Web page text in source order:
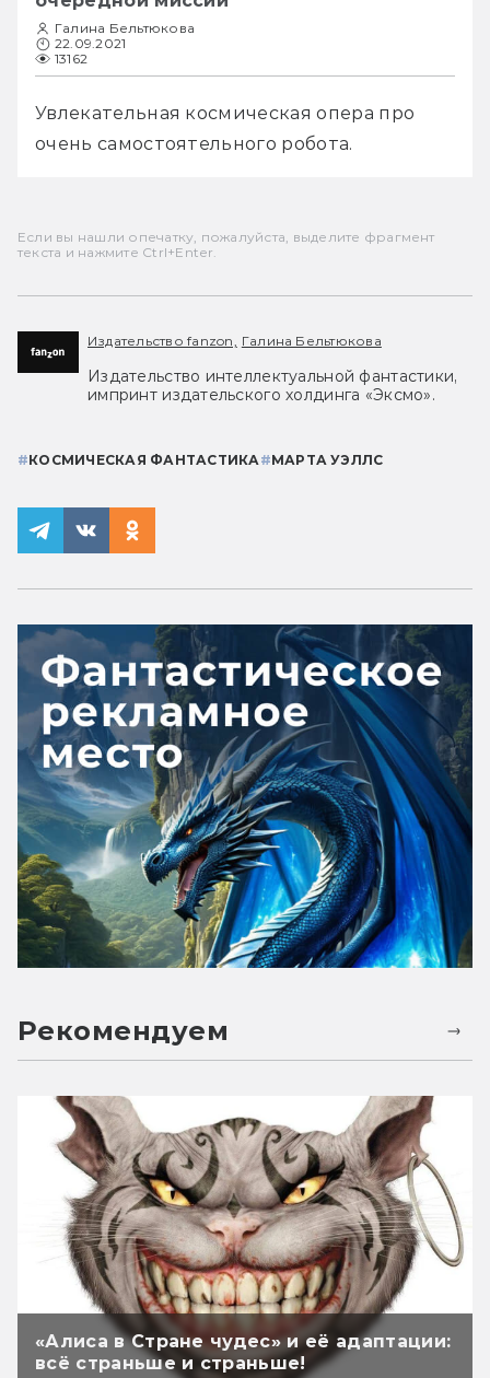
Галина Бельтюкова
22.09.2021
13162
Увлекательная космическая опера про
очень самостоятельного робота.
Если вы нашли опечатку, пожалуйста, выделите фрагмент
текста и нажмите Ctrl+Enter.
Издательство fanzon, Галина Бельтюкова
Издательство интеллектуальной фантастики,
импринт издательского холдинга «Эксмо».
#КОСМИЧЕСКАЯ ФАНТАСТИКА#МАРТА УЭЛЛС
Рекомендуем
«Алиса в Стране чудес» и её адаптации:
всё страньше и страньше!